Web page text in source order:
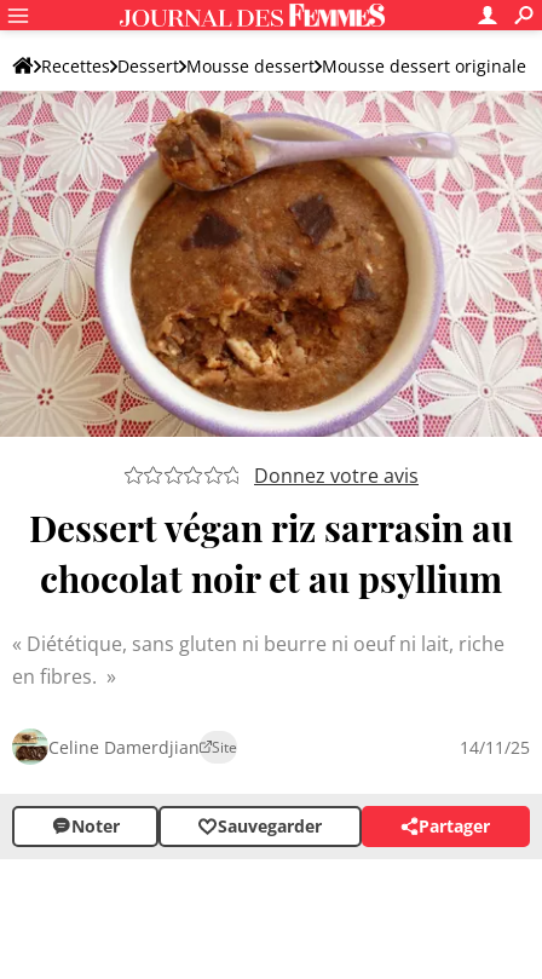
Recettes Dessert Mousse dessert Mousse dessert originale
Donnez votre avis
Dessert végan riz sarrasin au
chocolat noir et au psyllium
Diététique, sans gluten ni beurre ni oeuf ni lait, riche
en fibres.
Celine Damerdjian Site 14/11/25
Noter Sauvegarder Partager